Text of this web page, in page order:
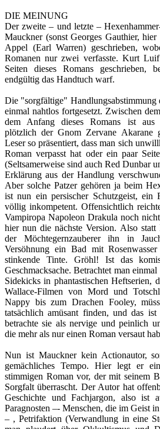
DIE MEINUNG
Der zweite – und letzte –
Mauckner (sonst Georges Gauthier,
Appel (Earl Warren) geschrieben,
Romanen nur zwei verfasste. Kurt
Seiten dieses Romans geschrieben,
endgültig das Handtuch warf.
Die "sorgfältige" Handlungsabstimmung
einmal nahtlos fortgesetzt. Zwischen
dem Anfang dieses Romans ist aus
plötzlich der Gnom Zervane Akarane
Leser so präsentiert, dass man sich
Roman verpasst hat oder ein paar
(Seltsamerweise sind auch Red Dunbar
Erklärung aus der Handlung
Aber solche Patzer gehören ja beim
ist nun ein persischer Schutzgeist, ein
völlig inkompetent. Offensichtlich
Vampiropa Napoleon Drakula noch
hier nun die nächste Version. Also
der Möchtegernzauberer ihn in
Versöhnung ein Bad mit
stinkende Tinte. Gröhl! Ist das
Geschmacksache. Betrachtet man
Sidekicks in phantastischen Heftserien,
Wallace-Filmen von Mord und
Nappy bis zum Drachen Fooley,
tatsächlich amüsant finden, und das
betrachte sie als nervige und peinlich
die mehr als nur einen Roman versaut
Nun ist Mauckner kein Actionautor,
gemächliches Tempo. Hier legt er
stimmigen Roman vor, der mit seinem
Sorgfalt überrascht. Der Autor hat
Geschichte und Fachjargon, also ist
Paragnosten –- Menschen, die im Geist
– , Petrifaktion (Verwandlung in eine